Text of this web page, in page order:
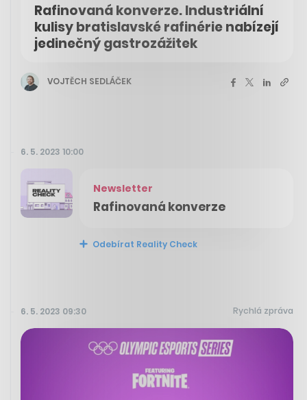
Rafinovaná konverze. Industriální
kulisy bratislavské rafinérie nabízejí
jedinečný gastrozážitek
VOJTĚCH SEDLÁČEK
6. 5. 2023 10:00
Newsletter
Rafinovaná konverze
Odebírat Reality Check
6. 5. 2023 09:30 Rychlá zpráva